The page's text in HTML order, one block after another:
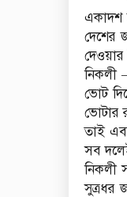
একাদশ
দেশের
দেওয়ার
নিকলী
ভোট
ভোটার
তাই
সব
নিকলী
সুত্রধর